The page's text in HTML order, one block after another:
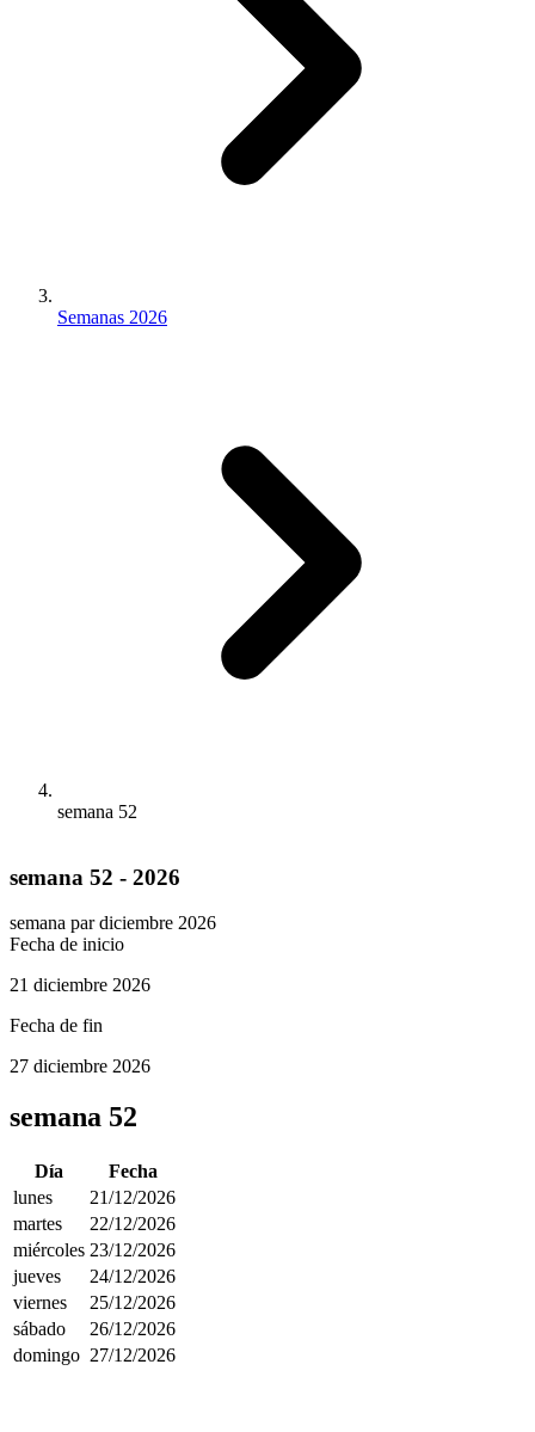
Semanas 2026
semana 52
semana 52 - 2026
semana pardiciembre 2026
Fecha de inicio
21 diciembre 2026
Fecha de fin
27 diciembre 2026
semana 52
Día
Fecha
lunes
21/12/2026
martes
22/12/2026
miércoles 23/12/2026
jueves
24/12/2026
viernes
25/12/2026
sábado
26/12/2026
domingo 27/12/2026